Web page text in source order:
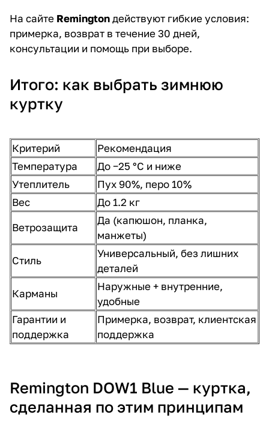
На сайте Remingtonдействуют гибкие условия:
примерка, возврат в течение 30 дней,
консультации и помощь при выборе.
Итого: как выбрать зимнюю
куртку
Критерий
Рекомендация
Температура
До −25 °C и ниже
Утеплитель
Пух 90%, перо 10%
Вес
До 1.2 кг
Ветрозащита
Да (капюшон, планка,
манжеты)
Стиль
Универсальный, без лишних
деталей
Карманы
Наружные + внутренние,
удобные
Гарантии и
поддержка
Примерка, возврат, клиентская
поддержка
Remington DOW1 Blue — куртка,
сделанная по этим принципам